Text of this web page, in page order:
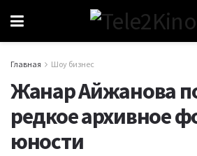
Главная Шоу бизнес
Жанар Айжанова
редкое архивное
юности